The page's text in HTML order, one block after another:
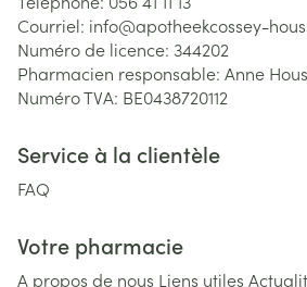
Courriel: info@apotheekcossey-
Numéro de licence: 344202
Pharmacien responsable: Anne
Numéro TVA: BE0438720112
Service à la clientèle
FAQ
Votre pharmacie
A propos de nous Liens utiles